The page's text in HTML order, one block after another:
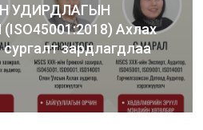
УДИРДЛАГЫН
Ахлах
сургалт зардлагдлаа